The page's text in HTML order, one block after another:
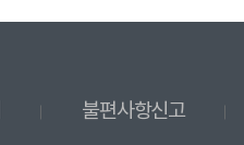
불편사항신고